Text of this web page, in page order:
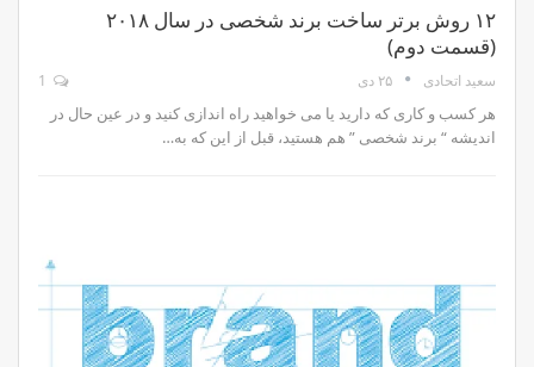
۱۲ روش برتر ساخت برند شخصی در سال ۲۰۱۸
(قسمت دوم)
سعید اتحادی ۲۵ دی
هر کسب و کاری که دارید یا می خواهید راه اندازی کنید و در عین حال در
اندیشه “ برند شخصی ” هم هستید، قبل از این که به…